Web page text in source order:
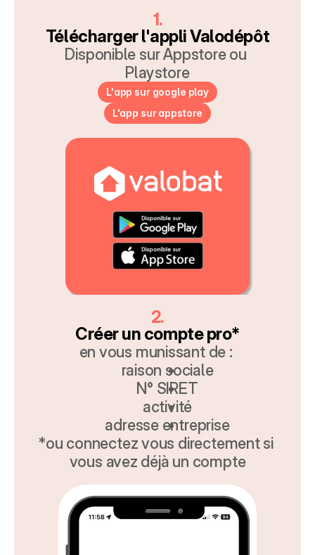
1.
Télécharger l'appli Valodépôt
Disponible sur Appstore ou
Playstore
L'app sur google play
L'app sur appstore
2.
Créer un compte pro*
en vous munissant de :
raison sociale
N° SIRET
activité
adresse entreprise
*ou connectez vous directement si
vous avez déjà un compte